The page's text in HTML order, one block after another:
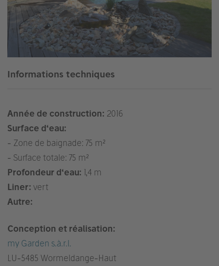
Informations techniques
Année de construction: 2016
Surface d‘eau:
- Zone de baignade: 75 m²
- Surface totale: 75 m²
Profondeur d‘eau: 1,4 m
Liner: vert
Autre:
Conception et réalisation:
my Garden s.à.r.l.
LU-5485 Wormeldange-Haut